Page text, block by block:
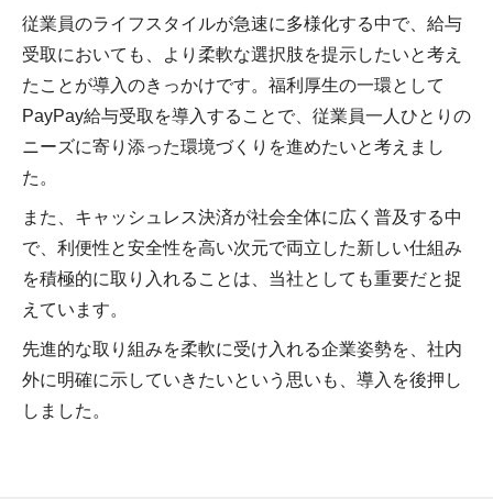
従業員のライフスタイルが急速に多様化する中で、給与
受取においても、より柔軟な選択肢を提示したいと考え
たことが導入のきっかけです。福利厚生の一環として
PayPay給与受取を導入することで、従業員一人ひとりの
ニーズに寄り添った環境づくりを進めたいと考えまし
た。
また、キャッシュレス決済が社会全体に広く普及する中
で、利便性と安全性を高い次元で両立した新しい仕組み
を積極的に取り入れることは、当社としても重要だと捉
えています。
先進的な取り組みを柔軟に受け入れる企業姿勢を、社内
外に明確に示していきたいという思いも、導入を後押し
しました。